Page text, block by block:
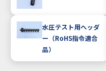
水圧テスト用ヘッダ
ー（RoHS指令適合
品）